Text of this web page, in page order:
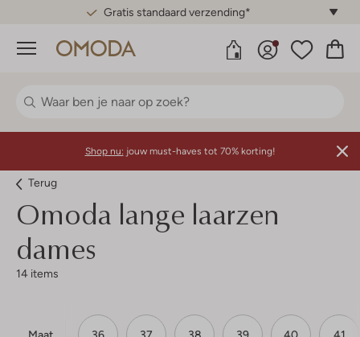
Gratis standaard verzending*
Menu
Shop nu: jouw must-haves tot 70% korting!
Terug
Omoda lange laarzen
dames
14 items
Maat